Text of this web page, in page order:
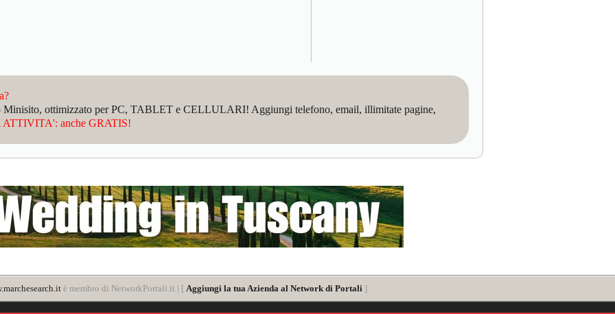
Minisito, ottimizzato per PC, TABLET e CELLULARI! Aggiungi telefono, email, illimitate pagine,
anche GRATIS!
è membro di NetworkPortali.it | [ Aggiungi la tua Azienda al Network di Portali ]